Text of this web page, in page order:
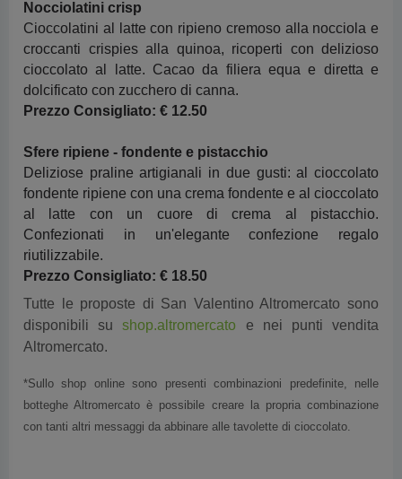
Nocciolatini crisp
Cioccolatini al latte con ripieno cremoso alla nocciola e
croccanti crispies alla quinoa, ricoperti con delizioso
cioccolato al latte. Cacao da filiera equa e diretta e
dolcificato con zucchero di canna.
Prezzo Consigliato: € 12.50
Sfere ripiene - fondente e pistacchio
Deliziose praline artigianali in due gusti: al cioccolato
fondente ripiene con una crema fondente e al cioccolato
al latte con un cuore di crema al pistacchio.
Confezionati in un'elegante confezione regalo
riutilizzabile.
Prezzo Consigliato: € 18.50
Tutte le proposte di San Valentino Altromercato sono
disponibili sushop.altromercato e nei punti vendita
Altromercato.
*Sullo shop online sono presenti combinazioni predefinite, nelle
botteghe Altromercato è possibile creare la propria combinazione
con tanti altri messaggi da abbinare alle tavolette di cioccolato.